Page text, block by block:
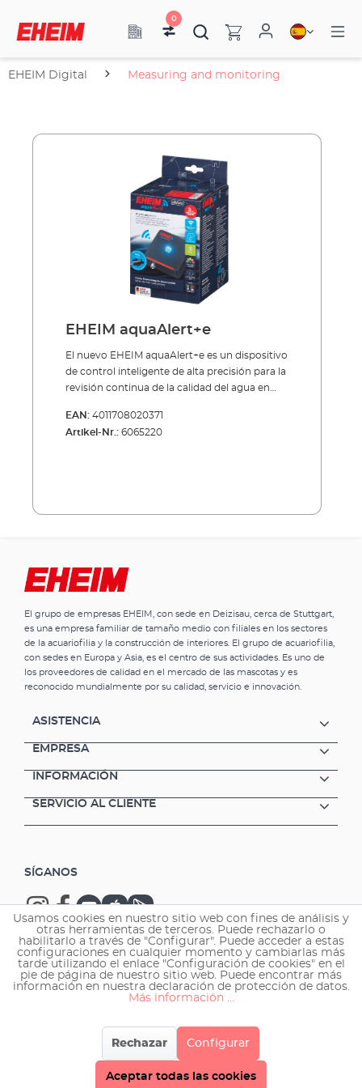
0
EHEIM Digital Measuring and monitoring
EHEIM aquaAlert+e
El nuevo EHEIM aquaAlert+e es un dispositivo
de control inteligente de alta precisión para la
revisión continua de la calidad del agua en
conductancia eléctrica (μS/cm), el aparato
proporciona datos precisos sobre el
sobrepasan los valores límite y ofrece
o endurecimiento, para garantizar una
calidad estable del agua. Gracias a algoritmos
también el tiempo estimado hasta el próximo
cambio de agua y apoya así el
mantenimiento óptimo del acuario.La
medición integrada de la temperatura
También el aviso de funcionamiento en seco
y los recordatorios para la limpieza de los
agua al máximo nivel a largo
tecnología de sensores de última generación,
sistemas de alerta automatizados y análisis
tenga las máximas exigencias con respecto a
del acuario.Beneficios del EHEIM
aquaAlert+eSistema de aviso con función
WiFi integrada y control inalámbrico a través
de smartphone, tablet o PC/Mac •Control
preciso gracias a la calibración Avisos
individuales con valores límite
ajustables Alarma en caso de aumento
de alerta (verde/amarillo/rojo) Cálculo
EAN: 4011708020371
Artikel-Nr.: 6065220
El grupo de empresas EHEIM, con sede en Deizisau, cerca de Stuttgart,
es una empresa familiar de tamaño medio con filiales en los sectores
de la acuariofilia y la construcción de interiores. El grupo de acuariofilia,
con sedes en Europa y Asia, es el centro de sus actividades. Es uno de
los proveedores de calidad en el mercado de las mascotas y es
reconocido mundialmente por su calidad, servicio e innovación.
ASISTENCIA
EMPRESA
INFORMACIÓN
SERVICIO AL CLIENTE
SÍGANOS
Copyright © 2026 EHEIM GmbH & Co. KG.
Usamos cookies en nuestro sitio web con fines de análisis y
otras herramientas de terceros. Puede rechazarlo o
habilitarlo a través de "Configurar". Puede acceder a estas
configuraciones en cualquier momento y cambiarlas más
tarde utilizando el enlace "Configuración de cookies" en el
pie de página de nuestro sitio web. Puede encontrar más
información en nuestra declaración de protección de datos.
Más información ...
Rechazar Configurar
Aceptar todas las cookies